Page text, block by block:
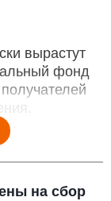
вырастут
фонд
на сбор